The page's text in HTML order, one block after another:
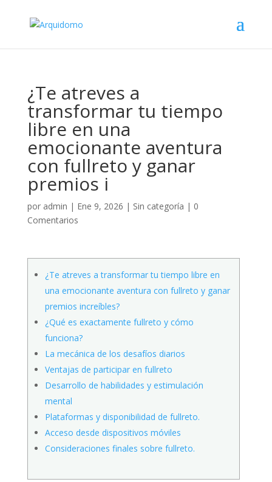
¿Te atreves a
transformar tu tiempo
libre en una
emocionante aventura
con fullreto y ganar
premios i
por admin | Ene 9, 2026 | Sin categoría | 0
Comentarios
¿Te atreves a transformar tu tiempo libre en
una emocionante aventura con fullreto y ganar
premios increíbles?
¿Qué es exactamente fullreto y cómo
funciona?
La mecánica de los desafíos diarios
Ventajas de participar en fullreto
Desarrollo de habilidades y estimulación
mental
Plataformas y disponibilidad de fullreto.
Acceso desde dispositivos móviles
Consideraciones finales sobre fullreto.